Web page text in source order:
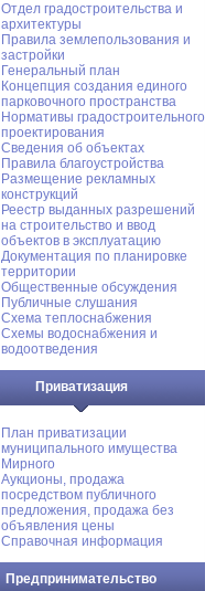
Отдел градостроительства и
архитектуры
Правила землепользования и
застройки
Генеральный план
Концепция создания единого
парковочного пространства
Нормативы градостроительного
проектирования
Сведения об объектах
Правила благоустройства
Размещение рекламных
конструкций
Реестр выданных разрешений
на строительство и ввод
объектов в эксплуатацию
Документация по планировке
территории
Общественные обсуждения
Публичные слушания
Схема теплоснабжения
Схемы водоснабжения и
водоотведения
Приватизация
План приватизации
муниципального имущества
Мирного
Аукционы, продажа
посредством публичного
предложения, продажа без
объявления цены
Справочная информация
Предпринимательство